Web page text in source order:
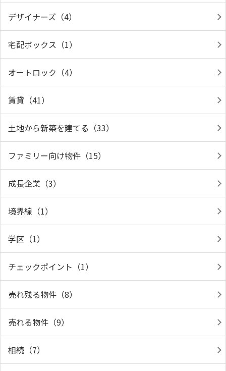
デザイナーズ（4）
宅配ボックス（1）
オートロック（4）
賃貸（41）
土地から新築を建てる（33）
ファミリー向け物件（15）
成長企業（3）
境界線（1）
学区（1）
チェックポイント（1）
売れ残る物件（8）
売れる物件（9）
相続（7）